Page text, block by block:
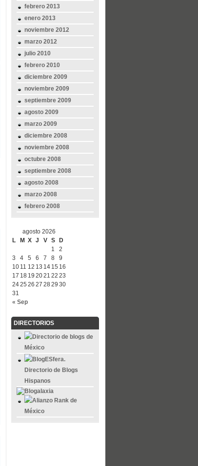
febrero 2013
enero 2013
noviembre 2012
marzo 2012
julio 2010
febrero 2010
diciembre 2009
noviembre 2009
septiembre 2009
agosto 2009
marzo 2009
diciembre 2008
noviembre 2008
octubre 2008
septiembre 2008
agosto 2008
marzo 2008
febrero 2008
agosto 2026
L
M X J V S D
« Sep
1
2
3
4 5 6 7 8
9
10 11 12 13 14 15 16
17 18 19 2021 22 23
2425 26 27 2829 30
31
DIRECTORIOS